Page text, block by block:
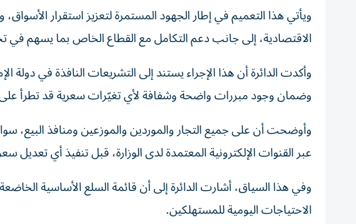
ويأتي هذا التعميم في إطار الجهود المستمرة لتعزيز استقرار
الاقتصادية، إلى جانب دعم التكامل مع القطاع الخاص بما يسهم في
وأكدت الدائرة أن هذا الإجراء يستند إلى التشريعات النافذة في
وضمان وجود مبررات واضحة وشفافة لأي تغيّرات سعرية قد تطرأ على
وأوضحت أن على جميع التجار والموردين والموزعين ومنافذ البيع،
عبر القنوات الإلكترونية المعتمدة لدى الوزارة، قبل تنفيذ أي
الاحتياجات اليومية للمستهلكين.